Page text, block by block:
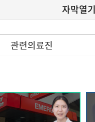
자막열기
는데 큰 뇌혈관이 막
서 적극적으로 실시
있는 확률은 줄어들
관련의료진